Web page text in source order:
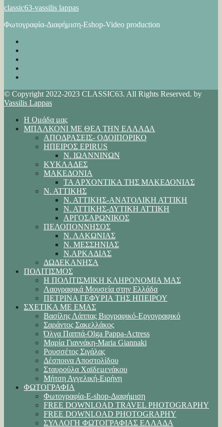
classic63-vassilis lappas
Φωτογραφία-Διαφήμιση-Eshop-Video production
© Copyright 2022-2023 CLASSIC63. All Rights Reserved. by
Vassilis Lappas
Η Ομάδα μας
ΜΠΑΛΚΟΝΙ ΜΕ ΘΕΑ ΤΗΝ ΕΛΛΑΔΑ
ΑΠΟΔΡΑΣΕΙΣ- ΟΔΟΙΠΟΡΙΚΟ
ΗΠΕΙΡΟΣ EPIRUS
Ν. ΙΩΑΝΝΙΝΩΝ
ΚΥΚΛΑΔΕΣ
ΜΑΚΕΔΟΝΙΑ
ΤΑ ΑΡΧΟΝΤΙΚΑ ΤΗΣ ΜΑΚΕΔΟΝΙΑΣ
Ν. ΑΤΤΙΚΗΣ
Ν. ΑΤΤΙΚΗΣ-ΑΝΑΤΟΛΙΚΗ ΑΤΤΙΚΗ
Ν. ΑΤΤΙΚΗΣ-ΔΥΤΙΚΗ ΑΤΤΙΚΗ
ΑΡΓΟΣΑΡΩΝΙΚΟΣ
ΠΕΛΟΠΟΝΝΗΣΟΣ
Ν. ΛΑΚΩΝΙΑΣ
Ν. ΜΕΣΣΗΝΙΑΣ
Ν.ΑΡΚΑΔΙΑΣ
ΔΩΔΕΚΑΝΗΣΑ
ΠΟΛΙΤΙΣΜΟΣ
Η ΠΟΛΙΤΙΣΜΙΚΗ ΚΛΗΡΟΝΟΜΙΑ ΜΑΣ
Λαογραφικά Μουσεία στην Ελλάδα
ΠΕΤΡΙΝΑ ΓΕΦΥΡΙΑ ΤΗΣ ΗΠΕΙΡΟΥ
ΣΧΕΤΙΚΑ ΜΕ ΕΜΑΣ
Βασίλης Λάππας Βιογραφικό-Εργογραφικό
Σαράντος Σακελλάκος
Όλγα Παππά-Olga Pappa-Αctress
Μαρία Γιαννάκη-Maria Giannaki
Ρουσσέτος Σιγάλας
Δέσποινα Αποστολίδου
Σταυρούλα Χαϊδεμενάκου
Μήτση Αγγελική-Ειρήνη
ΦΩΤΟΓΡΑΦΙΑ
Φωτογραφία-E-shop-Διαφήμιση
FREE DOWNLOAD TRAVEL PHOTOGRAPHY
FREE DOWNLOAD PHOTOGRAPHY
ΣΥΛΛΟΓΗ ΦΩΤΟΓΡΑΦΙΑΣ ΕΛΛΑΔΑ